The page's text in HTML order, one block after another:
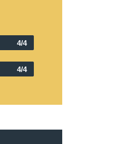
4/4
4/4